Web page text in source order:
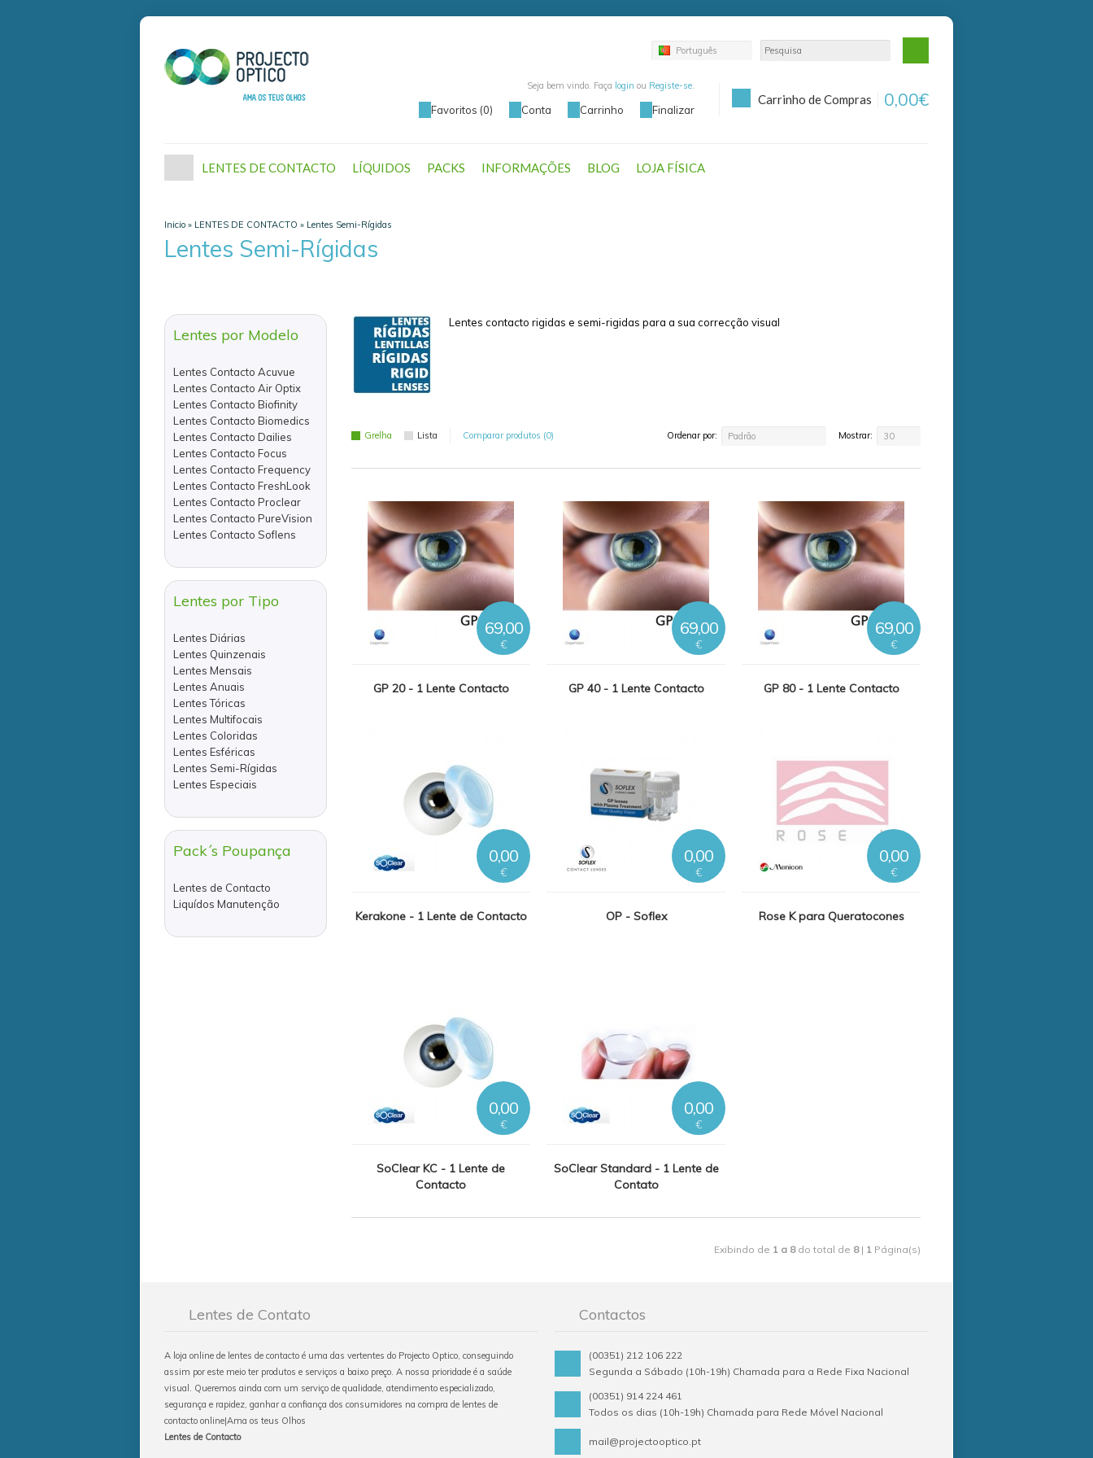
Português
Carrinho de Compras 0,00€
Seja bem vindo. Faça login ou Registe-se.
Favoritos (0) Conta Carrinho Finalizar
LENTES DE CONTACTO LÍQUIDOS PACKS INFORMAÇÕES BLOG LOJA FÍSICA
Inicio » LENTES DE CONTACTO » Lentes Semi-Rígidas
Lentes Semi-Rígidas
Lentes por Modelo
Lentes Contacto Acuvue
Lentes Contacto Air Optix
Lentes Contacto Biofinity
Lentes Contacto Biomedics
Lentes Contacto Dailies
Lentes Contacto Focus
Lentes Contacto Frequency
Lentes Contacto FreshLook
Lentes Contacto Proclear
Lentes Contacto PureVision
Lentes Contacto Soflens
Lentes por Tipo
Lentes Diárias
Lentes Quinzenais
Lentes Mensais
Lentes Anuais
Lentes Tóricas
Lentes Multifocais
Lentes Coloridas
Lentes Esféricas
Lentes Semi-Rígidas
Lentes Especiais
Pack´s Poupança
Lentes de Contacto
Liquídos Manutenção
Lentes contacto rigidas e semi-rigidas para a sua correcção visual
Ordenar por: Padrão Mostrar: 30
Grelha Lista Comparar produtos (0)
GP 20 - 1 Lente Contacto
69,00
€
GP 40 - 1 Lente Contacto
69,00
€
GP 80 - 1 Lente Contacto
69,00
€
Kerakone - 1 Lente de Contacto
0,00
€
OP - Soflex
0,00
€
Rose K para Queratocones
0,00
€
SoClear KC - 1 Lente de
Contacto
0,00
€
SoClear Standard - 1 Lente de
Contato
0,00
€
Exibindo de 1 a 8do total de 8| 1 Página(s)
Lentes de Contato
A loja online de lentes de contacto é uma das vertentes do Projecto Optico, conseguindo
assim por este meio ter produtos e serviços a baixo preço. A nossa prioridade é a saúde
visual. Queremos ainda com um serviço de qualidade, atendimento especializado,
segurança e rapidez, ganhar a confiança dos consumidores na compra de lentes de
contacto online|Ama os teus Olhos
Lentes de Contacto
Contactos
(00351) 212 106 222
Segunda a Sábado (10h-19h) Chamada para a Rede Fixa Nacional
(00351) 914 224 461
Todos os dias (10h-19h) Chamada para Rede Móvel Nacional
mail@projectooptico.pt